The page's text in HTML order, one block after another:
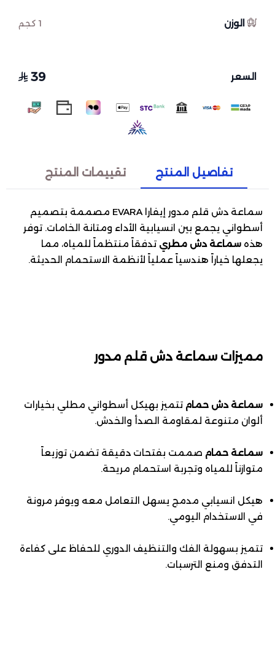
الوزن 1 كجم
السعر 39
تفاصيل المنتج تقييمات المنتج
سماعة دش قلم مدور إيفارا EVARA مصممة بتصميم
أسطواني يجمع بين انسيابية الأداء ومتانة الخامات. توفر
هذه سماعة دش مطري تدفقاً منتظماً للمياه، مما
يجعلها خياراً هندسياً عملياً لأنظمة الاستحمام الحديثة.
مميزات سماعة دش قلم مدور
سماعة دش حمام تتميز بهيكل أسطواني مطلي بخيارات
ألوان متنوعة لمقاومة الصدأ والخدش.
سماعة حمام صممت بفتحات دقيقة تضمن توزيعاً
متوازناً للمياه وتجربة استحمام مريحة.
هيكل انسيابي مدمج يسهل التعامل معه ويوفر مرونة
في الاستخدام اليومي.
تتميز بسهولة الفك والتنظيف الدوري للحفاظ على كفاءة
التدفق ومنع الترسبات.